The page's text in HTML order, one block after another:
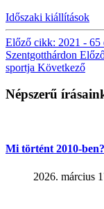
Időszaki kiállítások
Előző cikk: 2021 - 65
Szentgotthárdon
sportja Következő
Népszerű
Mi történt 2010-ben?
2026. március